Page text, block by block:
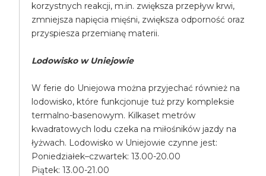
korzystnych reakcji, m.in. zwiększa przepływ krwi,
zmniejsza napięcia mięśni, zwiększa odporność oraz
przyspiesza przemianę materii.
Lodowisko w Uniejowie
W ferie do Uniejowa można przyjechać również na
lodowisko, które funkcjonuje tuż przy kompleksie
termalno-basenowym. Kilkaset metrów
kwadratowych lodu czeka na miłośników jazdy na
łyżwach. Lodowisko w Uniejowie czynne jest:
Poniedziałek–czwartek: 13.00-20.00
Piątek: 13.00-21.00